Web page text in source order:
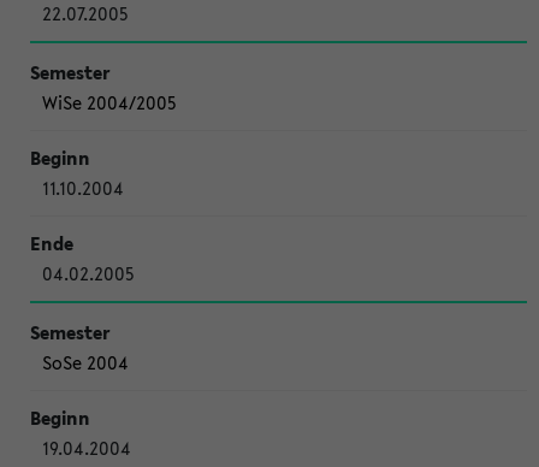
22.07.2005
WiSe 2004/2005
11.10.2004
04.02.2005
SoSe 2004
19.04.2004